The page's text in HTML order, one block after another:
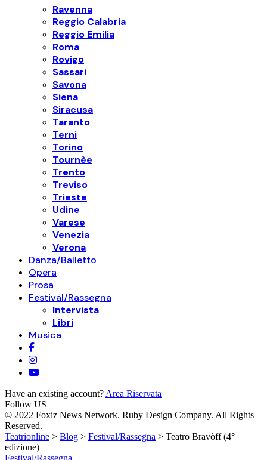
Ravenna
Reggio Calabria
Reggio Emilia
Roma
Rovigo
Sassari
Savona
Siena
Siracusa
Taranto
Terni
Torino
Tournèe
Trento
Treviso
Trieste
Udine
Varese
Venezia
Verona
Danza/Balletto
Opera
Prosa
Festival/Rassegna
Intervista
Libri
Musica
Have an existing account? Area Riservata
Follow US
© 2022 Foxiz News Network. Ruby Design Company. All Rights
Reserved.
Teatrionline > Blog > Festival/Rassegna > Teatro Bravòff (4°
edizione)
Festival/Rassegna